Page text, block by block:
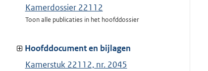
Kamerdossier 22112
Toon alle publicaties in het hoofddossier
Hoofddocument en bijlagen
Kamerstuk 22112, nr. 2045